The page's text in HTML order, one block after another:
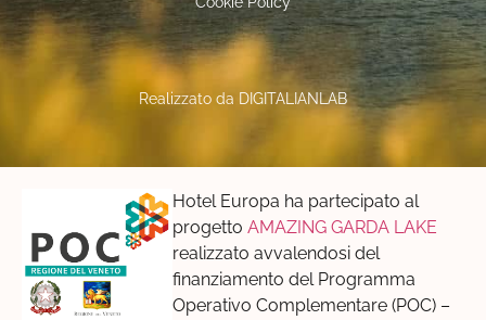
Realizzato da DIGITALIANLAB
Hotel Europa ha partecipato al
progettoAMAZING GARDA LAKE
realizzato avvalendosi del
finanziamento del Programma
Operativo Complementare (POC) –